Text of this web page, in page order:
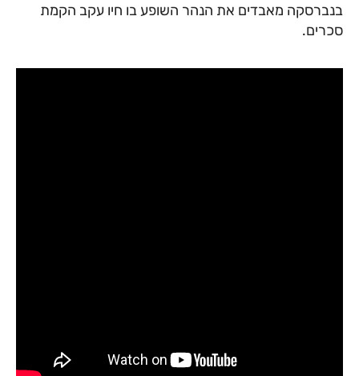
בנברסקה מאבדים את הנהר השופע בו חיו עקב הקמת
סכרים.